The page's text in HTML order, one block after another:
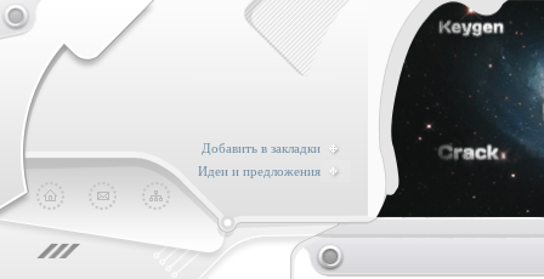
Добавить в закладки
Идеи и предложения